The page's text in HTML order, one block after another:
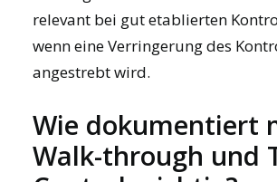
relevant bei gut etablierten
wenn eine Verringerung des
angestrebt wird.
Wie dokumentiert
Walk-through und